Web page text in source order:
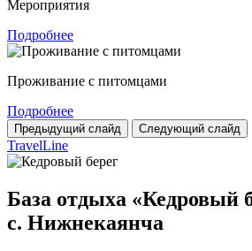
Мероприятия
Подробнее
Проживание с питомцами
Подробнее
Предыдущий слайд Следующий слайд
TravelLine
База отдыха «Кедровый
с. Нижнекаянча